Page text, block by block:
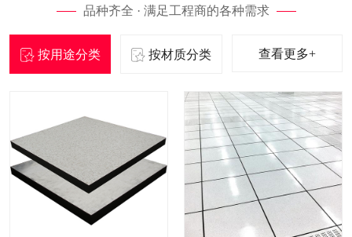
品种齐全 · 满足工程商的各种需求
按用途分类 按材质分类 查看更多+